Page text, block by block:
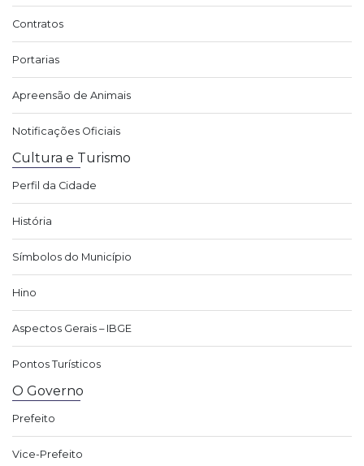
Contratos
Portarias
Apreensão de Animais
Notificações Oficiais
Cultura e Turismo
Perfil da Cidade
História
Símbolos do Município
Hino
Aspectos Gerais – IBGE
Pontos Turísticos
O Governo
Prefeito
Vice-Prefeito